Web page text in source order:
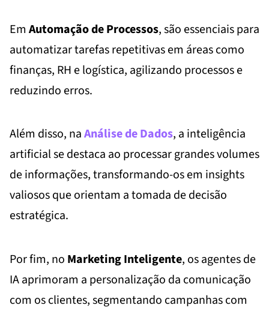
Em Automação de Processos, são essenciais para
automatizar tarefas repetitivas em áreas como
finanças, RH e logística, agilizando processos e
reduzindo erros.
Além disso, naAnálise de Dados, a inteligência
artificial se destaca ao processar grandes volumes
de informações, transformando-os em insights
valiosos que orientam a tomada de decisão
estratégica.
Por fim, no Marketing Inteligente, os agentes de
IA aprimoram a personalização da comunicação
com os clientes, segmentando campanhas com